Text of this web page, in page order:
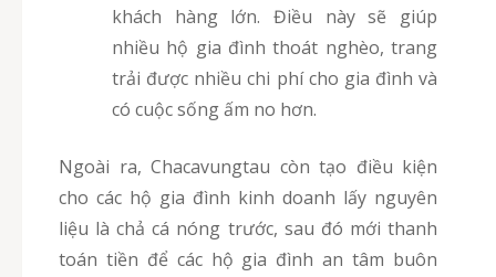
khách hàng lớn. Điều này sẽ giúp
nhiều hộ gia đình thoát nghèo, trang
trải được nhiều chi phí cho gia đình và
có cuộc sống ấm no hơn.
Ngoài ra, Chacavungtau còn tạo điều kiện
cho các hộ gia đình kinh doanh lấy nguyên
liệu là chả cá nóng trước, sau đó mới thanh
toán tiền để các hộ gia đình an tâm buôn